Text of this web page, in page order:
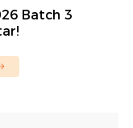
Batch 3